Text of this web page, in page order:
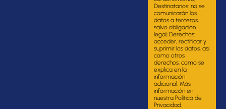
Destinatarios: no se
comunicarán los
datos a terceros,
salvo obligación
legal; Derechos:
acceder, rectificar y
suprimir los datos, así
como otros
derechos, como se
explica en la
información
adicional. Más
información en
nuestra Política de
Privacidad.